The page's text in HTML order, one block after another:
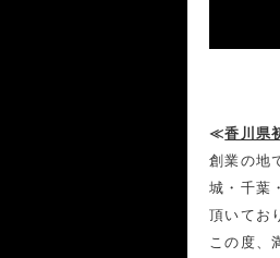
≪香川県
創業の地
城・千葉
頂いてお
この度、